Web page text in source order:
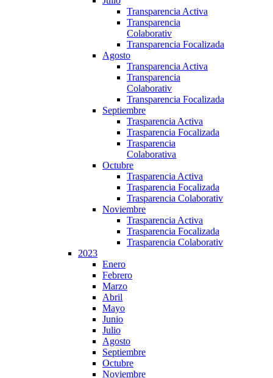
Transparencia Activa
Transparencia
Colaborativ
Transparencia Focalizada
Agosto
Transparencia Activa
Transparencia
Colaborativ
Transparencia Focalizada
Septiembre
Trasparencia Activa
Trasparencia Focalizada
Trasparencia
Colaborativa
Octubre
Trasparencia Activa
Trasparencia Focalizada
Trasparencia Colaborativ
Noviembre
Trasparencia Activa
Trasparencia Focalizada
Trasparencia Colaborativ
2023
Enero
Febrero
Marzo
Abril
Mayo
Junio
Julio
Agosto
Septiembre
Octubre
Noviembre